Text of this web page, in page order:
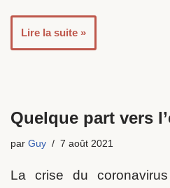
Lire la suite »
Quelque part vers
par Guy 7 août 2021
La crise du